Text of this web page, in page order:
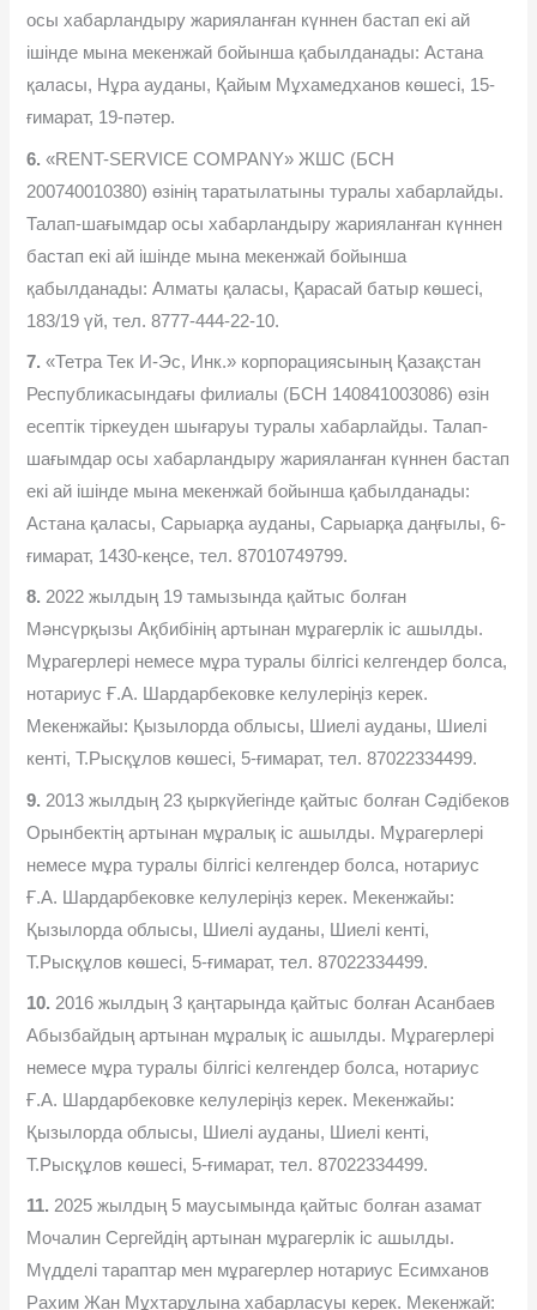
осы хабарландыру жарияланған күннен бастап екі ай
ішінде мына мекенжай бойынша қабылданады: Астана
қаласы, Нұра ауданы, Қайым Мұхамедханов көшесі, 15-
ғимарат, 19-пəтер.
6. «RENT-SERVICE COMPANY» ЖШС (БСН
200740010380) өзінің таратылатыны туралы хабарлайды.
Талап-шағымдар осы хабарландыру жарияланған күннен
бастап екі ай ішінде мына мекенжай бойынша
қабылданады: Алматы қаласы, Қарасай батыр көшесі,
183/19 үй, тел. 8777-444-22-10.
7. «Тетра Тек И-Эс, Инк.» корпорациясының Қазақстан
Республикасындағы филиалы (БСН 140841003086) өзін
есептік тіркеуден шығаруы туралы хабарлайды. Талап-
шағымдар осы хабарландыру жарияланған күннен бастап
екі ай ішінде мына мекенжай бойынша қабылданады:
Астана қаласы, Сарыарқа ауданы, Сарыарқа даңғылы, 6-
ғимарат, 1430-кеңсе, тел. 87010749799.
8. 2022 жылдың 19 тамызында қайтыс болған
Мəнсүрқызы Ақбибінің артынан мұрагерлік іс ашылды.
Мұрагерлері немесе мұра туралы білгісі келгендер болса,
нотариус Ғ.А. Шардарбековке келулеріңіз керек.
Мекенжайы: Қызылорда облысы, Шиелі ауданы, Шиелі
кенті, Т.Рысқұлов көшесі, 5-ғимарат, тел. 87022334499.
9. 2013 жылдың 23 қыркүйегінде қайтыс болған Сəдібеков
Орынбектің артынан мұралық іс ашылды. Мұрагерлері
немесе мұра туралы білгісі келгендер болса, нотариус
Ғ.А. Шардарбековке келулеріңіз керек. Мекенжайы:
Қызылорда облысы, Шиелі ауданы, Шиелі кенті,
Т.Рысқұлов көшесі, 5-ғимарат, тел. 87022334499.
10. 2016 жылдың 3 қаңтарында қайтыс болған Асанбаев
Абызбайдың артынан мұралық іс ашылды. Мұрагерлері
немесе мұра туралы білгісі келгендер болса, нотариус
Ғ.А. Шардарбековке келулеріңіз керек. Мекенжайы:
Қызылорда облысы, Шиелі ауданы, Шиелі кенті,
Т.Рысқұлов көшесі, 5-ғимарат, тел. 87022334499.
11. 2025 жылдың 5 маусымында қайтыс болған азамат
Мочалин Сергейдің артынан мұрагерлік іс ашылды.
Мүдделі тараптар мен мұрагерлер нотариус Есимханов
Рахим Жан Мұхтарұлына хабарласуы керек. Мекенжай: